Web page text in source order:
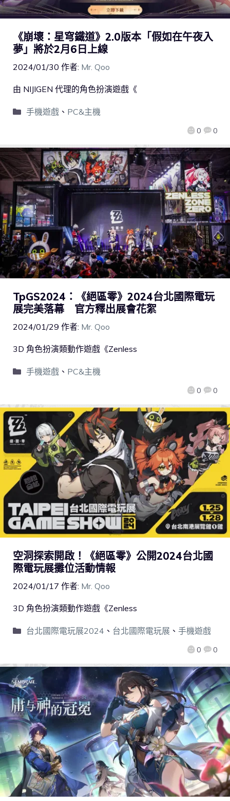
《崩壞：星穹鐵道》2.0版本「假如在午夜入
夢」將於2月6日上線
2024/01/30 作者: Mr. Qoo
0 0
由 NIJIGEN 代理的角色扮演遊戲《
手機遊戲、 PC&主機
TpGS2024：《絕區零》2024台北國際電玩
展完美落幕 官方釋出展會花絮
2024/01/29 作者: Mr. Qoo
0 0
3D 角色扮演類動作遊戲《Zenless
手機遊戲、 PC&主機
空洞探索開啟！《絕區零》公開2024台北國
際電玩展攤位活動情報
2024/01/17 作者: Mr. Qoo
0 0
3D 角色扮演類動作遊戲《Zenless
台北國際電玩展2024 、 台北國際電玩展、 手機遊戲